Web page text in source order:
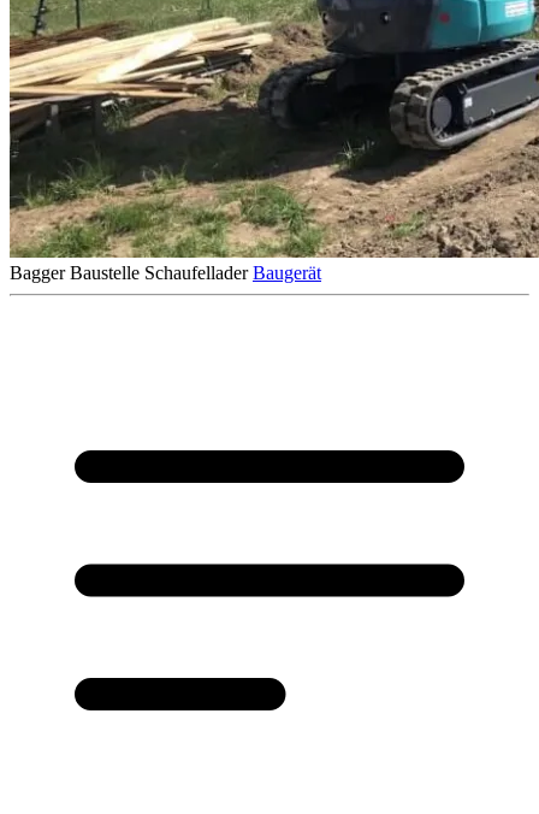
Bagger Baustelle Schaufellader Baugerät